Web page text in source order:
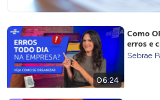
06:24
Como
erros e
Sebrae